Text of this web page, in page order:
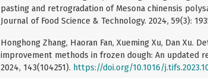
pasting and retrogradation of Mesona chinensis
Journal of Food Science & Technology. 2024, 59(3):
Honghong Zhang, Haoran Fan, Xueming Xu, Dan Xu.
improvement methods in frozen dough: An updated
2024, 143(104251). https://doi.org/10.1016/